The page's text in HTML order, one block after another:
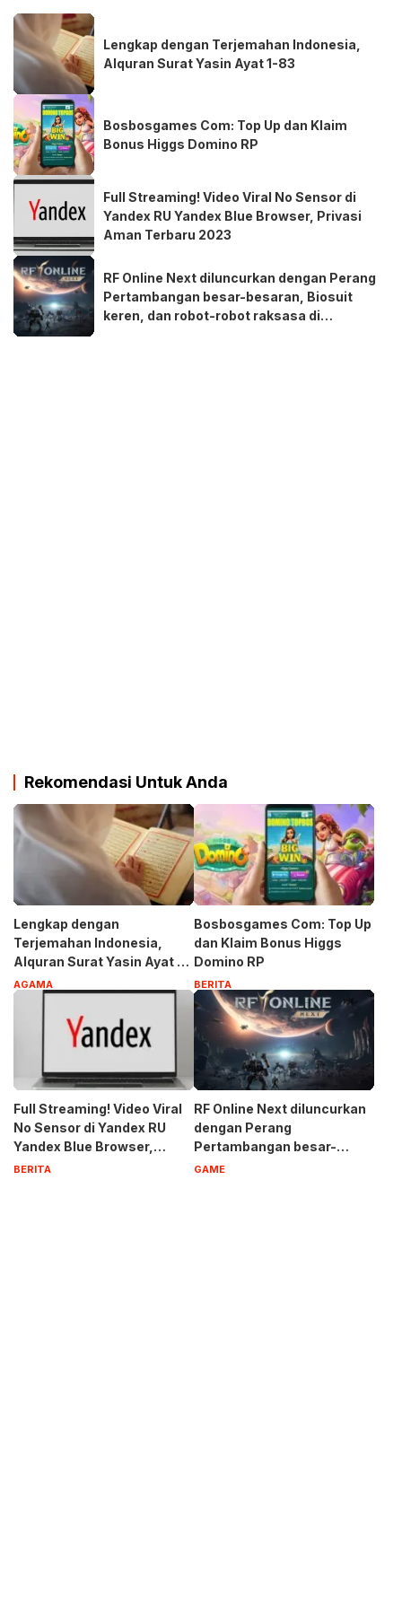
Lengkap dengan Terjemahan Indonesia,
Alquran Surat Yasin Ayat 1-83
Bosbosgames Com: Top Up dan Klaim
Bonus Higgs Domino RP
Full Streaming! Video Viral No Sensor di
Yandex RU Yandex Blue Browser, Privasi
Aman Terbaru 2023
RF Online Next diluncurkan dengan Perang
Pertambangan besar-besaran, Biosuit
keren, dan robot-robot raksasa di
Rekomendasi Untuk Anda
Lengkap dengan
Terjemahan Indonesia,
Alquran Surat Yasin Ayat 1-
83
AGAMA
Bosbosgames Com: Top Up
dan Klaim Bonus Higgs
Domino RP
BERITA
Full Streaming! Video Viral
No Sensor di Yandex RU
Yandex Blue Browser,
Privasi Aman Terbaru 2023
BERITA
RF Online Next diluncurkan
dengan Perang
Pertambangan besar-
besaran, Biosuit keren, dan
GAME